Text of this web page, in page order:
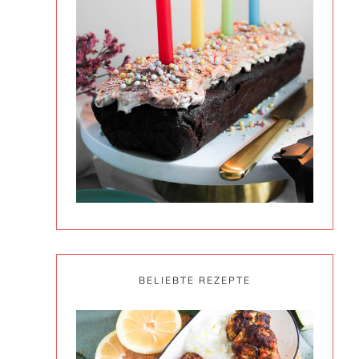
BELIEBTE REZEPTE